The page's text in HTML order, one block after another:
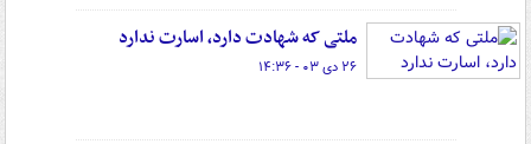
ملتی که شهادت دارد، اسارت ندارد
۲۶ دی ۰۳ - ۱۴:۳۶